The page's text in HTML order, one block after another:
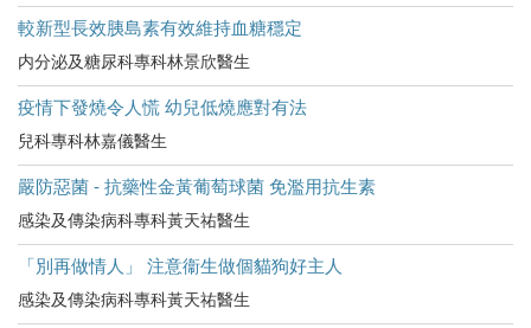
較新型長效胰島素有效維持血糖穩定
内分泌及糖尿科專科林景欣醫生
疫情下發燒令人慌 幼兒低燒應對有法
兒科專科林嘉儀醫生
嚴防惡菌 - 抗藥性金黃葡萄球菌 免濫用抗生素
感染及傳染病科專科黃天祐醫生
「別再做情人」 注意衞生做個貓狗好主人
感染及傳染病科專科黃天祐醫生